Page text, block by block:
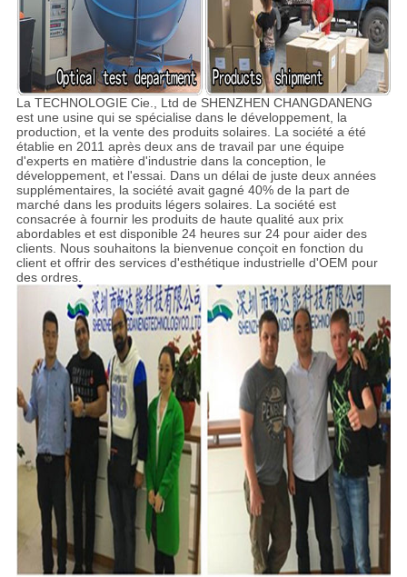
La TECHNOLOGIE Cie., Ltd de SHENZHEN CHANGDANENG
est une usine qui se spécialise dans le développement, la
production, et la vente des produits solaires. La société a été
établie en 2011 après deux ans de travail par une équipe
d'experts en matière d'industrie dans la conception, le
développement, et l'essai. Dans un délai de juste deux années
supplémentaires, la société avait gagné 40% de la part de
marché dans les produits légers solaires. La société est
consacrée à fournir les produits de haute qualité aux prix
abordables et est disponible 24 heures sur 24 pour aider des
clients. Nous souhaitons la bienvenue conçoit en fonction du
client et offrir des services d'esthétique industrielle d'OEM pour
des ordres.